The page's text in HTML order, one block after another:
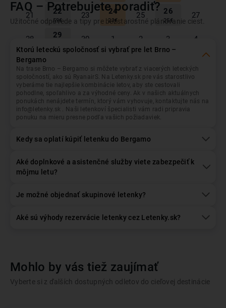
21 22
59€
23 24
23€
25 26
25€
27
28 29 30 1 2 3 4
Pon Uto Str Štv Pia Sob
28 29 30 1
26€
2 3
28€
4
6 8
19 20
26 27 28 29 30
Brno Odlet z...
Bergamo Prílet do...
Dátum odletu Dátum návratu
Pasažieri
1 Dospelý, Ekonomická
+/- 3 dni
FAQ – Potrebujete poradiť?
Užitočné odpovede a tipy pre bezstarostné plánovanie ciest.
Ktorú leteckú spoločnosť si vybrať pre let Brno –
Bergamo
Na trase Brno – Bergamo si môžete vybrať z viacerých leteckých
spoločností, ako sú RyanairS. Na Letenky.sk pre vás starostlivo
vyberáme tie najlepšie kombinácie letov, aby ste cestovali
pohodlne, spoľahlivo a za výhodné ceny. Ak v našich aktuálnych
ponukách nenájdete termín, ktorý vám vyhovuje, kontaktujte nás na
info@letenky.sk . Naši letenkoví špecialisti vám radi pripravia
ponuku na mieru presne podľa vašich požiadaviek.
Kedy sa oplatí kúpiť letenku do Bergamo
Aké doplnkové a asistenčné služby viete zabezpečiť k
môjmu letu?
Je možné objednať skupinové letenky?
Aké sú výhody rezervácie letenky cez Letenky.sk?
Mohlo by vás tiež zaujímať
Vyberte si z ďalších dostupných odletov do cieľovej destinácie